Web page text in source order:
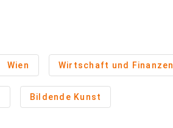
Wien Wirtschaft und Finanzen
Bildende Kunst